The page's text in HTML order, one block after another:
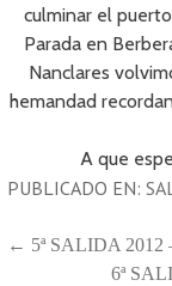
culminar el
Parada en
Nanclares
hemandad
A que
PUBLICADO EN:
← 5ª SALIDA 2012
6ª